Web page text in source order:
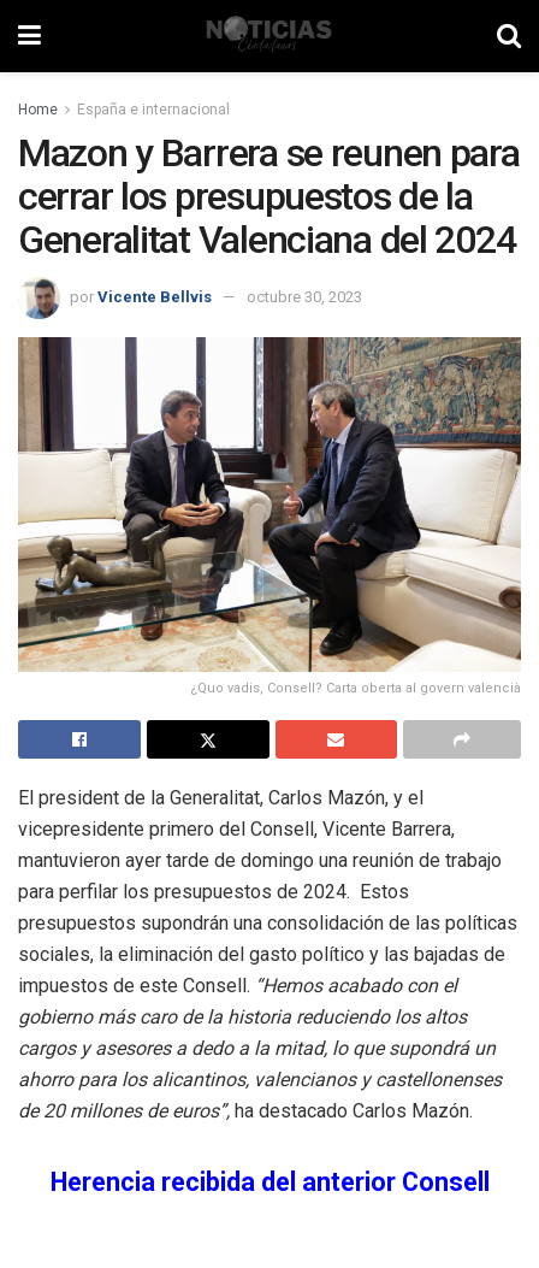
Home España e internacional
Mazon y Barrera se reunen para
cerrar los presupuestos de la
Generalitat Valenciana del 2024
por Vicente Bellvis octubre 30, 2023
¿Quo vadis, Consell? Carta oberta al govern valencià
El president de la Generalitat, Carlos Mazón, y el
vicepresidente primero del Consell, Vicente Barrera,
mantuvieron ayer tarde de domingo una reunión de trabajo
para perfilar los presupuestos de 2024. Estos
presupuestos supondrán una consolidación de las políticas
sociales, la eliminación del gasto político y las bajadas de
impuestos de este Consell. “Hemos acabado con el
gobierno más caro de la historia reduciendo los altos
cargos y asesores a dedo a la mitad, lo que supondrá un
ahorro para los alicantinos, valencianos y castellonenses
de 20 millones de euros”, ha destacado Carlos Mazón.
Herencia recibida del anterior Consell